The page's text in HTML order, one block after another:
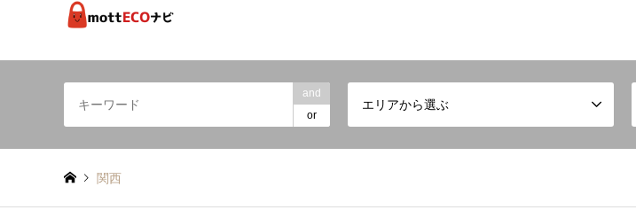
and
or
エリアから選ぶ
関西